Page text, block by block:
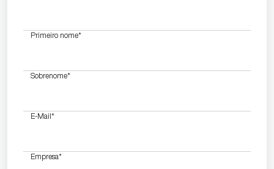
Primeiro nome*
Sobrenome*
E-Mail*
Empresa*